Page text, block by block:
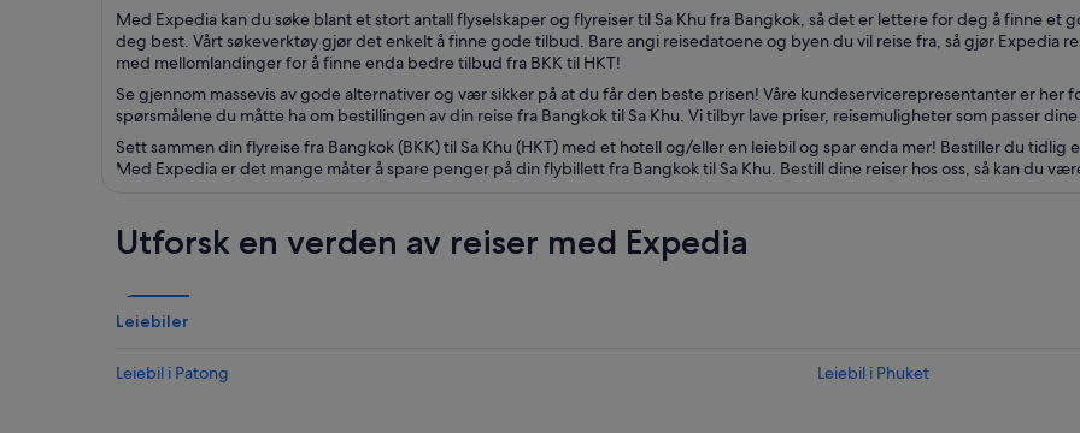
Med Expedia kan du søke blant et stort antall flyselskaper og flyreiser til Sa Khu fra Bangkok, så det er lettere for deg å finne
deg best. Vårt søkeverktøy gjør det enkelt å finne gode tilbud. Bare angi reisedatoene og byen du vil reise fra, så gjør Expedia
med mellomlandinger for å finne enda bedre tilbud fra BKK til HKT!
Se gjennom massevis av gode alternativer og vær sikker på at du får den beste prisen! Våre kundeservicerepresentanter er her
spørsmålene du måtte ha om bestillingen av din reise fra Bangkok til Sa Khu. Vi tilbyr lave priser, reisemuligheter som passer
Sett sammen din flyreise fra Bangkok (BKK) til Sa Khu (HKT) med et hotell og/eller en leiebil og spar enda mer! Bestiller du
Med Expedia er det mange måter å spare penger på din flybillett fra Bangkok til Sa Khu. Bestill dine reiser hos oss, så kan du
Utforsk en verden av reiser med Expedia
Leiebiler
Leiebil i Patong Leiebil i Phuket